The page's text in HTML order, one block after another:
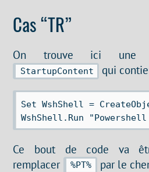
Cas “TR”
On trouve ici une
StartupContent qui
Set WshShell =
Ce bout de code va
remplacer
%PT%
par le